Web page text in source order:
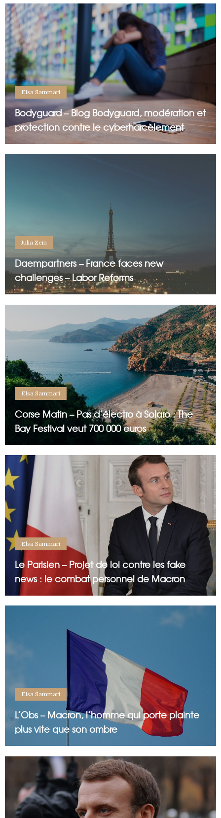
Elsa Sammari
Bodyguard – Blog Bodyguard, modération et
protection contre le cyberharcèlement
Julia Zein
Daempartners – France faces new
challenges – Labor Reforms
Elsa Sammari
Corse Matin – Pas d’électro à Solaro : The
Bay Festival veut 700 000 euros
Elsa Sammari
Le Parisien – Projet de loi contre les fake
news : le combat personnel de Macron
Elsa Sammari
L’Obs – Macron, l’homme qui porte plainte
plus vite que son ombre